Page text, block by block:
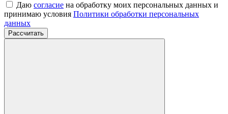
Даю согласие на обработку моих персональных данных и
принимаю условия Политики обработки персональных
данных
Рассчитать